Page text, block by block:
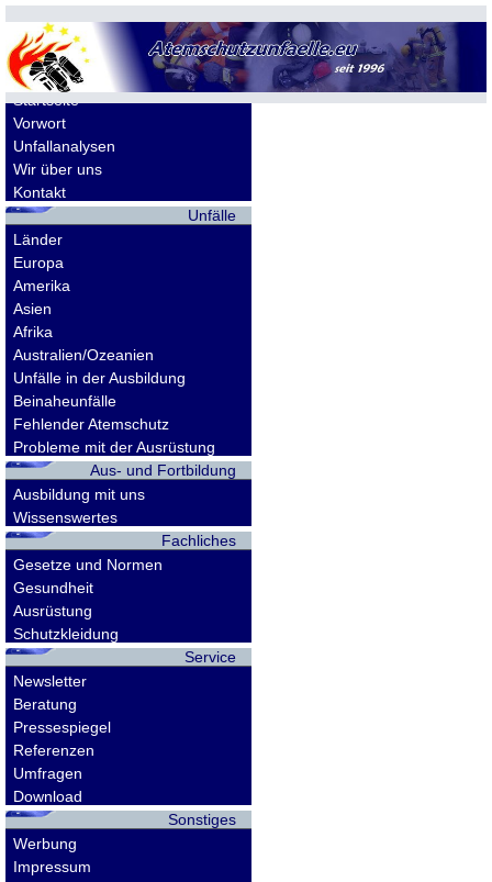
Allgemeines
Startseite
Vorwort
Unfallanalysen
Wir über uns
Kontakt
Unfälle
Länder
Europa
Amerika
Asien
Afrika
Australien/Ozeanien
Unfälle in der Ausbildung
Beinaheunfälle
Fehlender Atemschutz
Probleme mit der Ausrüstung
Aus- und Fortbildung
Ausbildung mit uns
Wissenswertes
Fachliches
Gesetze und Normen
Gesundheit
Ausrüstung
Schutzkleidung
Service
Newsletter
Beratung
Pressespiegel
Referenzen
Umfragen
Download
Sonstiges
Werbung
Impressum